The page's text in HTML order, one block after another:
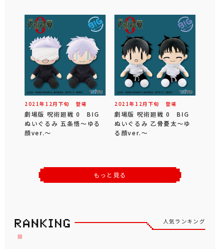
2021年 12 月 下旬 登場
劇場版 呪術廻戦 0 BIG
ぬいぐるみ 五条悟～ゆる
顔ver.～
2021年 12 月 下旬 登場
劇場版 呪術廻戦 0 BIG
ぬいぐるみ 乙骨憂太～ゆ
る顔ver.～
もっと見る
人気ランキング